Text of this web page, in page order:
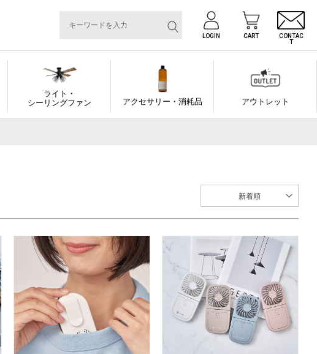
LOGIN CART
CONTAC
T
ライト・
シーリングファン
アクセサリー・消耗品 アウトレット
新着順